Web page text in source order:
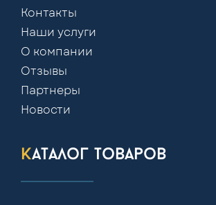
Контакты
Наши услуги
О компании
Отзывы
Партнеры
Новости
каталог товаров